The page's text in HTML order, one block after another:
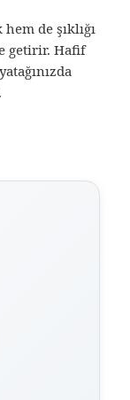
de şıklığı
getirir. Hafif